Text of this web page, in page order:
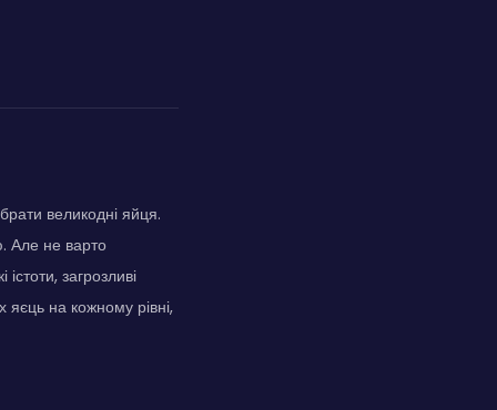
великодні яйця.
Але не варто
загрозливі
яєць на кожному рівні,